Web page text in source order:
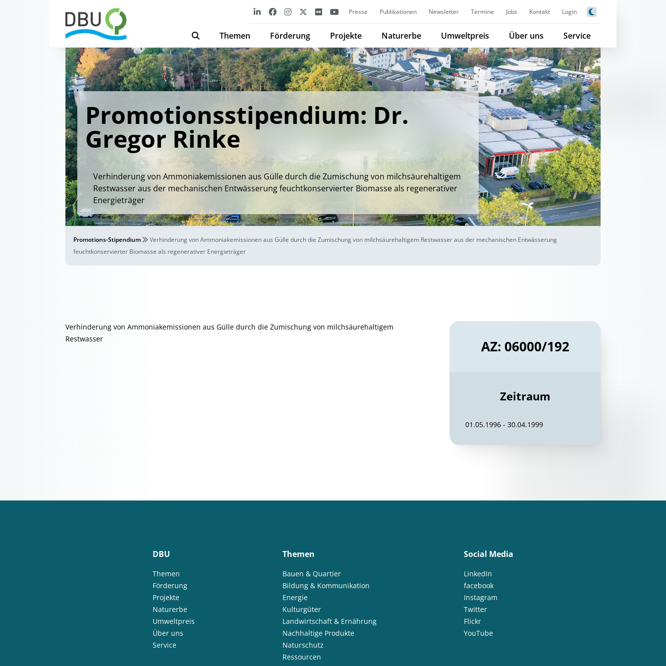
Presse Publikationen Newsletter Termine Jobs Kontakt Login
Themen Förderung Projekte Naturerbe Umweltpreis Über uns Service
Promotionsstipendium: Dr.
Gregor Rinke
Verhinderung von Ammoniakemissionen aus Gülle durch die Zumischung von milchsäurehaltigem
Restwasser aus der mechanischen Entwässerung feuchtkonservierter Biomasse als regenerativer
Energieträger
Promotions-Stipendium
Verhinderung von Ammoniakemissionen aus Gülle durch die Zumischung von milchsäurehaltigem Restwasser aus der mechanischen Entwässerung
feuchtkonservierter Biomasse als regenerativer Energieträger
Verhinderung von Ammoniakemissionen aus Gülle durch die Zumischung von milchsäurehaltigem
Restwasser
AZ: 06000/192
Zeitraum
01.05.1996 - 30.04.1999
DBU
Themen
Förderung
Projekte
Naturerbe
Umweltpreis
Über uns
Service
Themen
Bauen & Quartier
Bildung & Kommunikation
Energie
Kulturgüter
Landwirtschaft & Ernährung
Nachhaltige Produkte
Naturschutz
Ressourcen
Social Media
LinkedIn
facebook
Instagram
Twitter
Flickr
YouTube